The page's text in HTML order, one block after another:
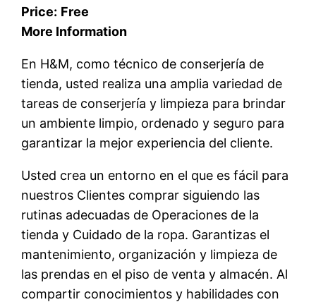
Price: Free
More Information
En H&M, como técnico de conserjería de
tienda, usted realiza una amplia variedad de
tareas de conserjería y limpieza para brindar
un ambiente limpio, ordenado y seguro para
garantizar la mejor experiencia del cliente.
Usted crea un entorno en el que es fácil para
nuestros Clientes comprar siguiendo las
rutinas adecuadas de Operaciones de la
tienda y Cuidado de la ropa. Garantizas el
mantenimiento, organización y limpieza de
las prendas en el piso de venta y almacén. Al
compartir conocimientos y habilidades con